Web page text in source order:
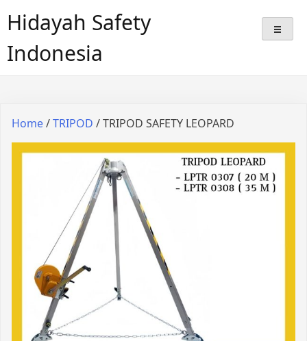
Hidayah Safety
Indonesia
Home/TRIPOD / TRIPOD SAFETY LEOPARD